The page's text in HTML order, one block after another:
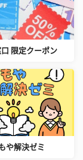
限定クーポン
や解決ゼミ